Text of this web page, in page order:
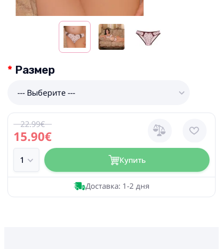
Размер
--- Выберите ---
15.90€
22.99€
Купить
Доставка: 1-2 дня